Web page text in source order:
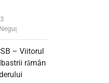
– Viitorul
rămân